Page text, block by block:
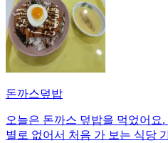
돈까스덮밥
오늘은 돈까스 덮밥을 먹었어요
별로 없어서 처음 가 보는 식당